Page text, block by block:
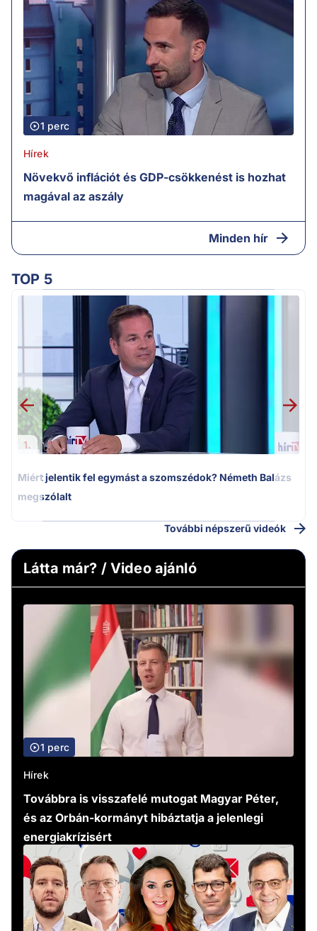
1 perc
Hírek
Növekvő inflációt és GDP-csökkenést is hozhat
magával az aszály
Minden hír
TOP 5
1.
Miért jelentik fel egymást a szomszédok? Németh Balázs
megszólalt
További népszerű videók
Látta már? / Video ajánló
1 perc
Hírek
Továbbra is visszafelé mutogat Magyar Péter,
és az Orbán-kormányt hibáztatja a jelenlegi
energiakrízisért